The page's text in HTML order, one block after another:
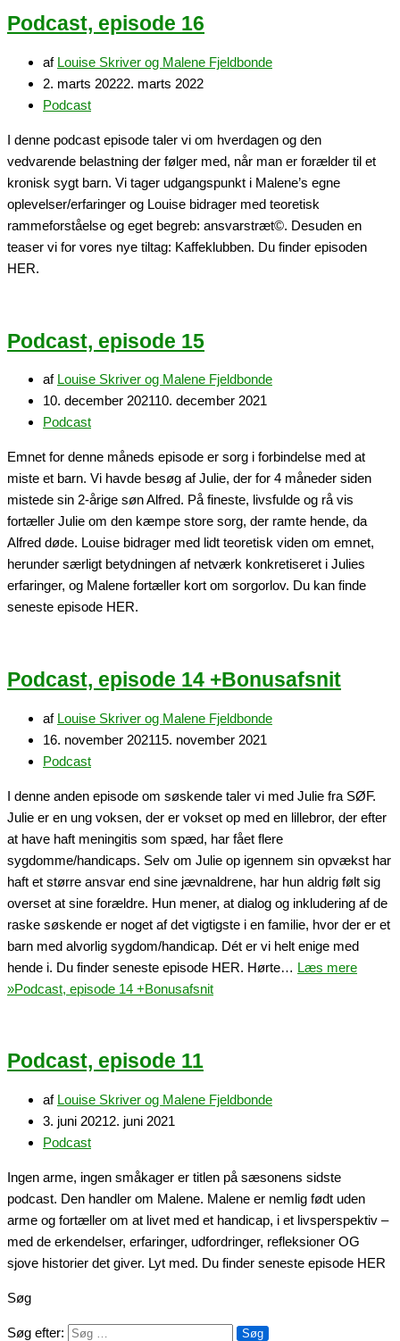
Podcast, episode 16
af Louise Skriver og Malene Fjeldbonde
2. marts 20222. marts 2022
Podcast
I denne podcast episode taler vi om hverdagen og den
vedvarende belastning der følger med, når man er forælder til et
kronisk sygt barn. Vi tager udgangspunkt i Malene’s egne
oplevelser/erfaringer og Louise bidrager med teoretisk
rammeforståelse og eget begreb: ansvarstræt©. Desuden en
teaser vi for vores nye tiltag: Kaffeklubben. Du finder episoden
HER.
Podcast, episode 15
af Louise Skriver og Malene Fjeldbonde
10. december 202110. december 2021
Podcast
Emnet for denne måneds episode er sorg i forbindelse med at
miste et barn. Vi havde besøg af Julie, der for 4 måneder siden
mistede sin 2-årige søn Alfred. På fineste, livsfulde og rå vis
fortæller Julie om den kæmpe store sorg, der ramte hende, da
Alfred døde. Louise bidrager med lidt teoretisk viden om emnet,
herunder særligt betydningen af netværk konkretiseret i Julies
erfaringer, og Malene fortæller kort om sorgorlov. Du kan finde
seneste episode HER.
Podcast, episode 14 +Bonusafsnit
af Louise Skriver og Malene Fjeldbonde
16. november 202115. november 2021
Podcast
I denne anden episode om søskende taler vi med Julie fra SØF.
Julie er en ung voksen, der er vokset op med en lillebror, der efter
at have haft meningitis som spæd, har fået flere
sygdomme/handicaps. Selv om Julie op igennem sin opvækst har
haft et større ansvar end sine jævnaldrene, har hun aldrig følt sig
overset at sine forældre. Hun mener, at dialog og inkludering af de
raske søskende er noget af det vigtigste i en familie, hvor der er et
barn med alvorlig sygdom/handicap. Dét er vi helt enige med
hende i. Du finder seneste episode HER. Hørte… Læs mere
»Podcast, episode 14 +Bonusafsnit
Podcast, episode 11
af Louise Skriver og Malene Fjeldbonde
3. juni 20212. juni 2021
Podcast
Ingen arme, ingen småkager er titlen på sæsonens sidste
podcast. Den handler om Malene. Malene er nemlig født uden
arme og fortæller om at livet med et handicap, i et livsperspektiv –
med de erkendelser, erfaringer, udfordringer, refleksioner OG
sjove historier det giver. Lyt med. Du finder seneste episode HER
Søg
Søg efter: